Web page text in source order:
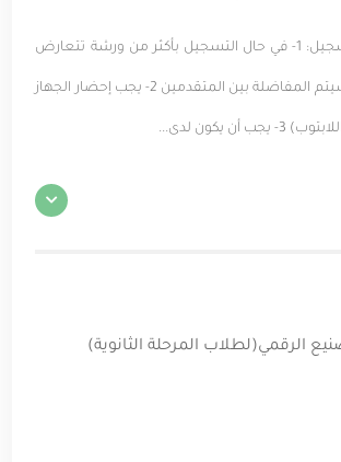
شروط التسجيل: 1- في حال التسجيل بأكثر من ورشة تتعارض
في الوقت سيتم المفاضلة بين المتقدمين 2- يجب إحضار الجهاز
أن يكون لدى...
الرقمي(لطلاب المرحلة الثانوية)